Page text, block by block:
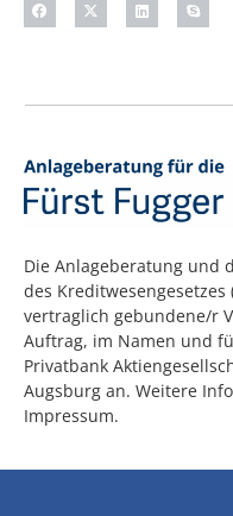
Die Anlageberatung und
des
vertraglich gebundene/r
Auftrag, im Namen und
Privatbank
Augsburg an. Weitere
Impressum.